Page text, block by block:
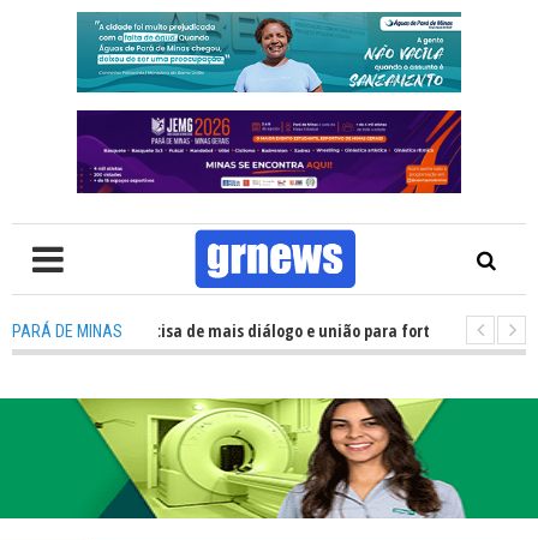
PARÁ DE MINAS
TV: Política precisa de mais diálogo e união para fortalecer Minas e